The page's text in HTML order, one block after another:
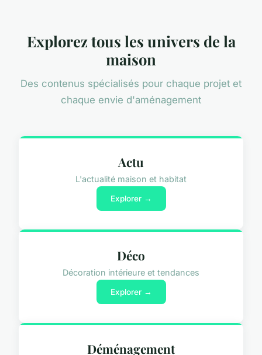
Explorez tous les univers de la
maison
Des contenus spécialisés pour chaque projet et
chaque envie d'aménagement
Actu
L'actualité maison et habitat
Explorer →
Déco
Décoration intérieure et tendances
Explorer →
Déménagement